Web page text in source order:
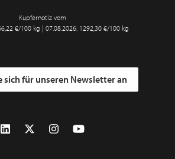
Kupfernotiz vom
€/100 kg | 07.08.2026: 1292,30 €/100 kg
sich für unseren Newsletter an